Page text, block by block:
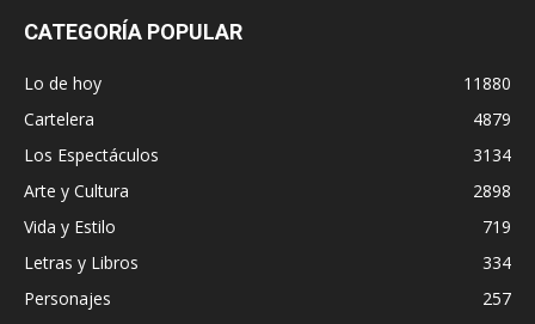
CATEGORÍA POPULAR
Lo de hoy
11880
Cartelera
4879
Los Espectáculos
3134
Arte y Cultura
2898
Vida y Estilo
719
Letras y Libros
334
Personajes
257